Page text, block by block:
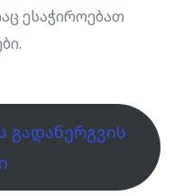
ესაჭიროებათ
გადანერგვის